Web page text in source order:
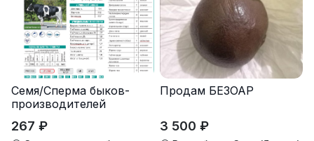
Семя/Сперма быков-
производителей
267 ₽
Продам БЕЗОАР
3 500 ₽